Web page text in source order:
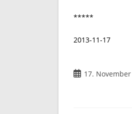
*****
2013-11-17
Beitrag
17.